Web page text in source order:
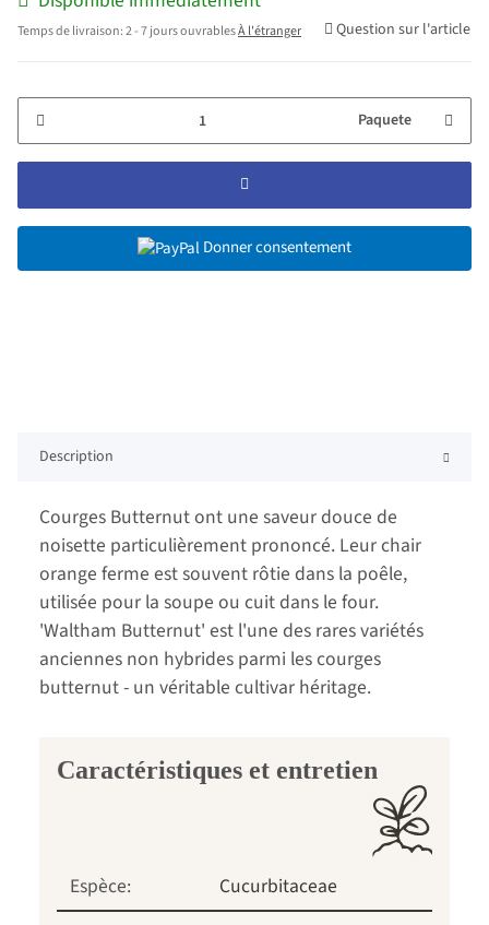
Temps de livraison:2 - 7 jours ouvrablesÀ l'étranger Question sur l'article
Paquete
Donner consentement
Description
Courges Butternut ont une saveur douce de
noisette particulièrement prononcé. Leur chair
orange ferme est souvent rôtie dans la poêle,
utilisée pour la soupe ou cuit dans le four.
'Waltham Butternut' est l'une des rares variétés
anciennes non hybrides parmi les courges
butternut - un véritable cultivar héritage.
Caractéristiques et entretien
Espèce:
Cucurbitaceae